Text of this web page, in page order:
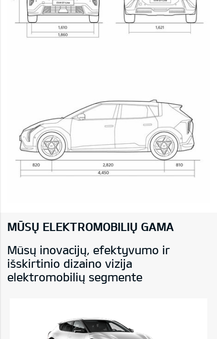
MŪSŲ ELEKTROMOBILIŲ GAMA
Mūsų inovacijų, efektyvumo ir
išskirtinio dizaino vizija
elektromobilių segmente